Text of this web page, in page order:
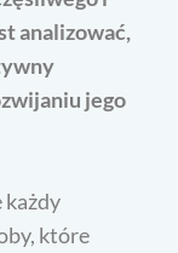
analizować,
jego
każdy
które